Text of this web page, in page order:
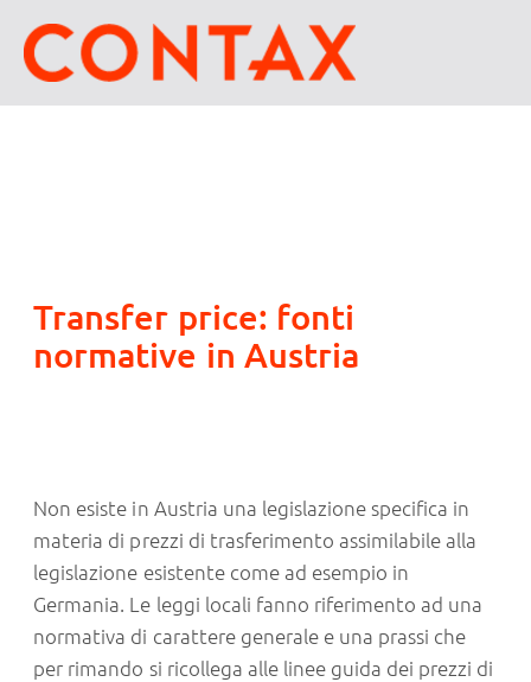
Transfer price: fonti
normative in Austria
Non esiste in Austria una legislazione specifica in
materia di prezzi di trasferimento assimilabile alla
legislazione esistente come ad esempio in
Germania. Le leggi locali fanno riferimento ad una
normativa di carattere generale e una prassi che
per rimando si ricollega alle linee guida dei prezzi di